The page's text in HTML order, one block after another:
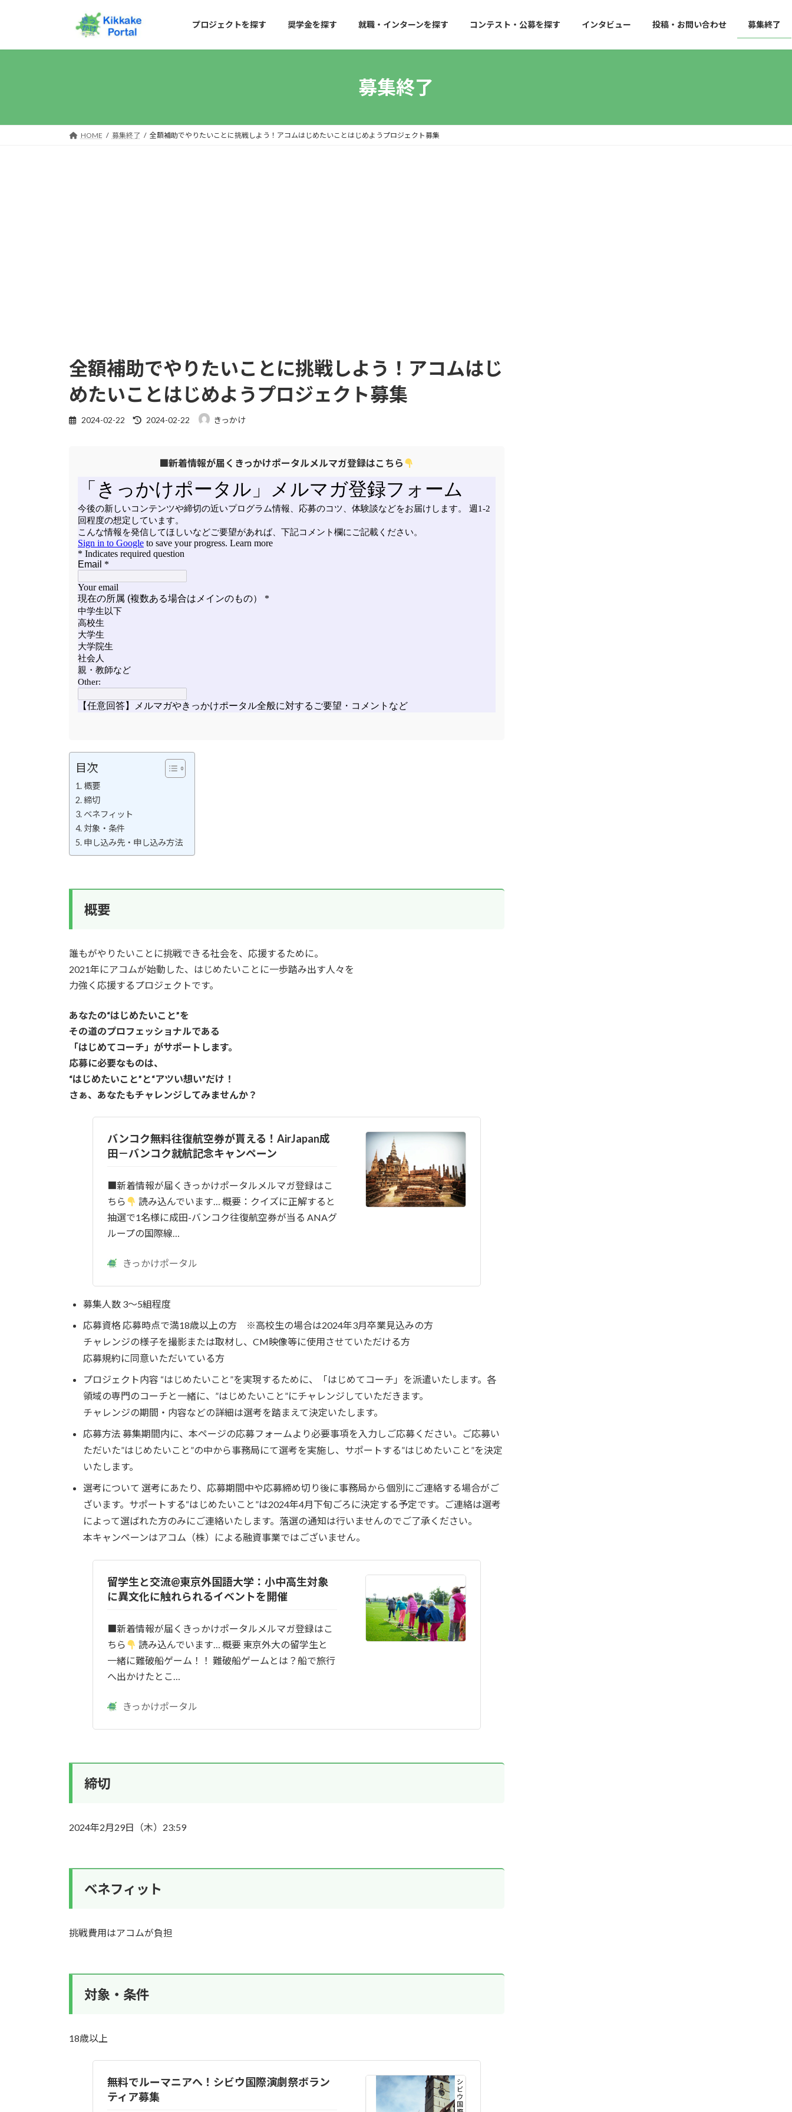
キ
に
プロジェクトを探す 奨学金を探す 就職・インターンを探す コンテスト・公募を探す インタビュー 投稿・お問い合わせ 募集終了
募集終了
HOME 募集終了 全額補助でやりたいことに挑戦しよう！アコムはじめたいことはじめようプロジェクト募集
全額補助でやりたいことに挑戦しよう！アコムはじ
めたいことはじめようプロジェクト募集
2024-02-22
最
時
:
2024-02-22 きっかけ
■新着情報が届くきっかけポータルメルマガ登録はこちら
目次
概要
締切
ベネフィット
対象・条件
申し込み先・申し込み方法
概要
誰もがやりたいことに挑戦できる社会を、応援するために。
2021年にアコムが始動した、はじめたいことに一歩踏み出す人々を
力強く応援するプロジェクトです。
あなたの“はじめたいこと”を
その道のプロフェッショナルである
「はじめてコーチ」がサポートします。
応募に必要なものは、
“はじめたいこと”と“アツい想い”だけ！
さぁ、あなたもチャレンジしてみませんか？
バンコク無料往復航空券が貰える！AirJapan成
田－バンコク就航記念キャンペーン
■新着情報が届くきっかけポータルメルマガ登録はこ
ちら
読み込んでいます… 概要：クイズに正解すると
抽選で1名様に成田-バンコク往復航空券が当る ANAグ
ループの国際線…
きっかけポータル
募集人数 3～5組程度
応募資格 応募時点で満18歳以上の方 ※高校生の場合は2024年3月卒業見込みの方
チャレンジの様子を撮影または取材し、CM映像等に使用させていただける方
応募規約に同意いただいている方
プロジェクト内容 “はじめたいこと”を実現するために、「はじめてコーチ」を派遣いたします。各
領域の専門のコーチと一緒に、”はじめたいこと”にチャレンジしていただきます。
チャレンジの期間・内容などの詳細は選考を踏まえて決定いたします。
応募方法 募集期間内に、本ページの応募フォームより必要事項を入力しご応募ください。ご応募い
ただいた”はじめたいこと”の中から事務局にて選考を実施し、サポートする”はじめたいこと”を決定
いたします。
選考について 選考にあたり、応募期間中や応募締め切り後に事務局から個別にご連絡する場合がご
ざいます。サポートする“はじめたいこと”は2024年4月下旬ごろに決定する予定です。ご連絡は選考
によって選ばれた方のみにご連絡いたします。落選の通知は行いませんのでご了承ください。
本キャンペーンはアコム（株）による融資事業ではございません。
留学生と交流@東京外国語大学：小中高生対象
に異文化に触れられるイベントを開催
■新着情報が届くきっかけポータルメルマガ登録はこ
ちら
読み込んでいます… 概要 東京外大の留学生と
一緒に難破船ゲーム！！ 難破船ゲームとは？船で旅行
へ出かけたとこ…
きっかけポータル
締切
2024年2月29日（木）23:59
ベネフィット
挑戦費用はアコムが負担
対象・条件
18歳以上
無料でルーマニアへ！シビウ国際演劇祭ボラン
ティア募集